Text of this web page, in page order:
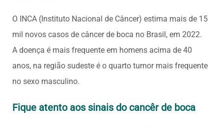
O INCA (Instituto Nacional de Câncer) estima mais de 15
mil novos casos de câncer de boca no Brasil, em 2022.
A doença é mais frequente em homens acima de 40
anos, na região sudeste é o quarto tumor mais frequente
no sexo masculino.
Fique atento aos sinais do cancêr de boca